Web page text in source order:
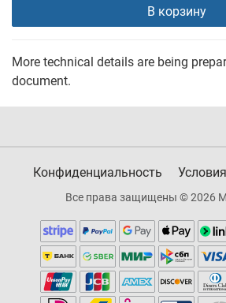
В корзину
More technical details are being
document.
Конфиденциальность
Все права защищены © 2026